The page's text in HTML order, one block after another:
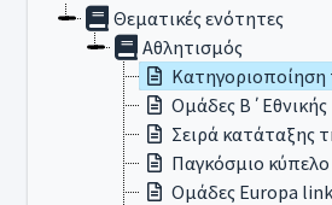
Θεματικές ενότητες
Αθλητισμός
Κατηγοριοποίηση
Ομάδες Β΄Εθνικής
Σειρά κατάταξης
Παγκόσμιο κύπελο
Ομάδες Europa link